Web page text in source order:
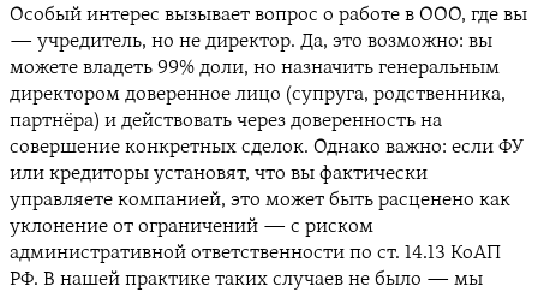
Особый интерес вызывает вопрос о работе в ООО, где вы
— учредитель, но не директор. Да, это возможно: вы
можете владеть 99% доли, но назначить генеральным
директором доверенное лицо (супруга, родственника,
партнёра) и действовать через доверенность на
совершение конкретных сделок. Однако важно: если ФУ
или кредиторы установят, что вы фактически
управляете компанией, это может быть расценено как
уклонение от ограничений — с риском
административной ответственности по ст. 14.13 КоАП
РФ. В нашей практике таких случаев не было — мы